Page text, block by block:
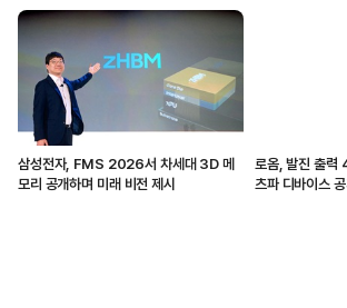
삼성전자, FMS 2026서 차세대 3D 메
모리 공개하며 미래 비전 제시
로옴, 발진 출력
츠파 디바이스 공